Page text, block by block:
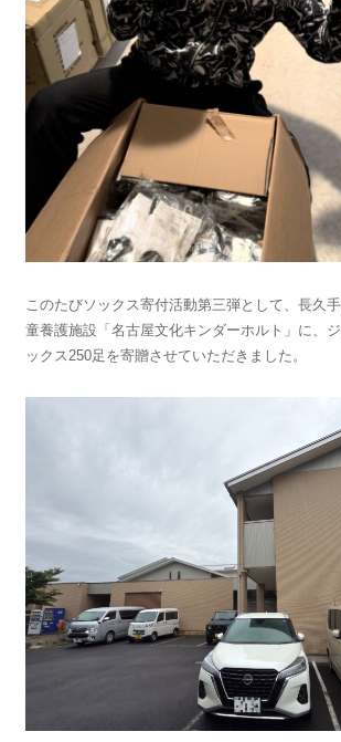
このたびソックス寄付活動第三弾として、長久
童養護施設「名古屋文化キンダーホルト」に、
ックス250足を寄贈させていただきました。